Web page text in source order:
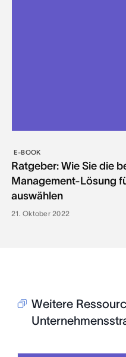
E-BOOK
Ratgeber: Wie Sie die
Management-Lösung
auswählen
21. Oktober 2022
Weitere